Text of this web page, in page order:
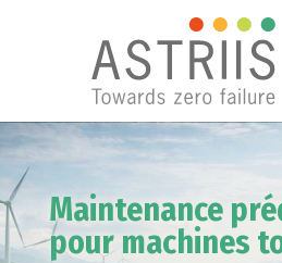
Maintenance
pour machines